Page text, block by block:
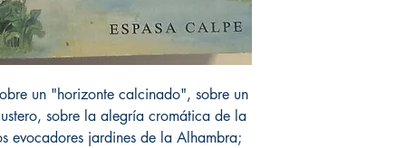
un "horizonte calcinado", sobre un
sobre la alegría cromática de la
evocadores jardines de la Alhambra;